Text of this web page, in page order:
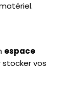
espace
stocker vos